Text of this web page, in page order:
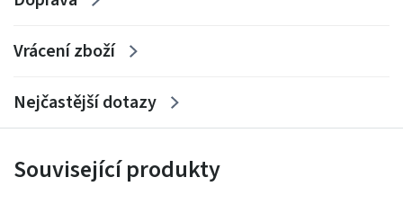
Vrácení zboží
Nejčastější dotazy
Související produkty